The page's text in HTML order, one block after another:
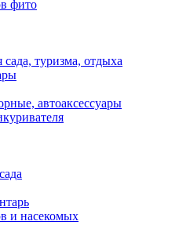
фито
туризма, отдыха
автоаксессуары
и насекомых